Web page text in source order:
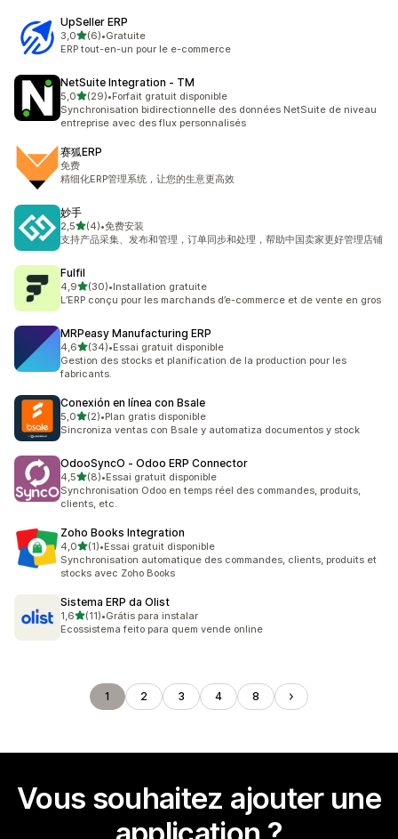
UpSeller ERP
3,0étoile(s) sur 5
(6)
6 avis au total
•Gratuite
ERP tout-en-un pour le e-commerce
NetSuite Integration ‑ TM
5,0étoile(s) sur 5
(29)
29 avis au total
•Forfait gratuit disponible
Synchronisation bidirectionnelle des données NetSuite de niveau
entreprise avec des flux personnalisés
赛狐ERP
免费
精细化ERP管理系统，让您的生意更高效
妙手
2,5étoile(s) sur 5
(4)
4 avis au total
•免费安装
支持产品采集、发布和管理，订单同步和处理，帮助中国卖家更好管理店铺
Fulfil
4,9étoile(s) sur 5
(30)
30 avis au total
•Installation gratuite
L’ERP conçu pour les marchands d’e-commerce et de vente en gros
MRPeasy Manufacturing ERP
4,6étoile(s) sur 5
(34)
34 avis au total
•Essai gratuit disponible
Gestion des stocks et planification de la production pour les
fabricants.
Conexión en línea con Bsale
5,0étoile(s) sur 5
(2)
2 avis au total
•Plan gratis disponible
Sincroniza ventas con Bsale y automatiza documentos y stock
OdooSyncO ‑ Odoo ERP Connector
4,5étoile(s) sur 5
(8)
8 avis au total
•Essai gratuit disponible
Synchronisation Odoo en temps réel des commandes, produits,
clients, etc.
Zoho Books Integration
4,0étoile(s) sur 5
(1)
1 avis au total
•Essai gratuit disponible
Synchronisation automatique des commandes, clients, produits et
stocks avec Zoho Books
Sistema ERP da Olist
1,6étoile(s) sur 5
(11)
11 avis au total
•Grátis para instalar
Ecossistema feito para quem vende online
1 2 3 4 8
Vous souhaitez ajouter une